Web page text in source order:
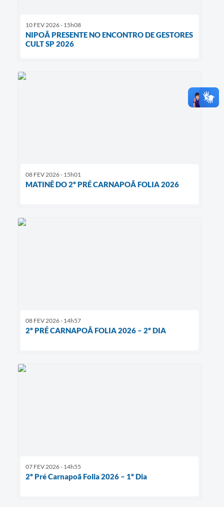
10 FEV 2026 - 15h08
NIPOÃ PRESENTE NO ENCONTRO DE GESTORES
CULT SP 2026
08 FEV 2026 - 15h01
MATINÊ DO 2º PRÉ CARNAPOÃ FOLIA 2026
08 FEV 2026 - 14h57
2º PRÉ CARNAPOÃ FOLIA 2026 – 2º DIA
07 FEV 2026 - 14h55
2º Pré Carnapoã Folia 2026 – 1º Dia